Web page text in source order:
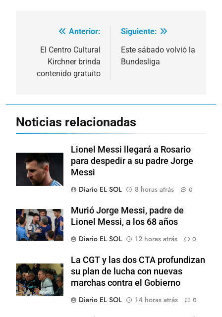
Navegación
entradas
Anterior:
El Centro Cultural
Kirchner brinda
contenido gratuito
Siguiente:
Este sábado volvió la
Bundesliga
Noticias relacionadas
Lionel Messi llegará a Rosario
para despedir a su padre Jorge
Messi
Diario EL SOL
8 horas atrás 0
Murió Jorge Messi, padre de
Lionel Messi, a los 68 años
Diario EL SOL
12 horas atrás 0
La CGT y las dos CTA profundizan
su plan de lucha con nuevas
marchas contra el Gobierno
Diario EL SOL
14 horas atrás 0